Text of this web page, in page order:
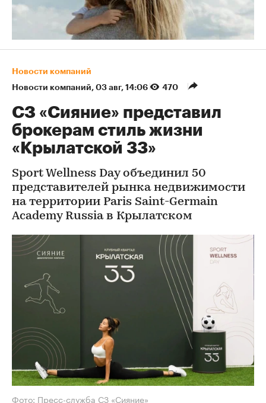
Новости компаний
Новости компаний⁠, 03 авг, 14:06 470
СЗ «Сияние» представил
брокерам стиль жизни
«Крылатской 33»
Sport Wellness Day объединил 50
представителей рынка недвижимости
на территории Paris Saint-Germain
Academy Russia в Крылатском
Фото: Пресс-служба СЗ «Сияние»